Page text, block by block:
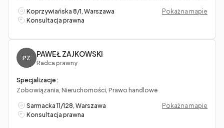
Koprzywiańska 8/1, Warszawa
Pokaż na mapie
Konsultacja prawna
PZ PAWEŁ ZAJKOWSKI
Radca prawny
Specjalizacje:
Zobowiązania, Nieruchomości, Prawo handlowe
Sarmacka 11/128, Warszawa
Pokaż na mapie
Konsultacja prawna